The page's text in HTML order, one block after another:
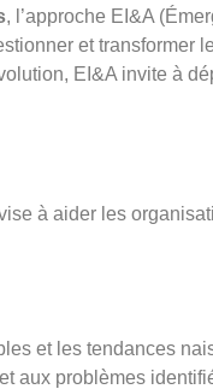
, l’approche EI&A
et transformer
EI&A invite à
à aider les
et les tendances
aux problèmes